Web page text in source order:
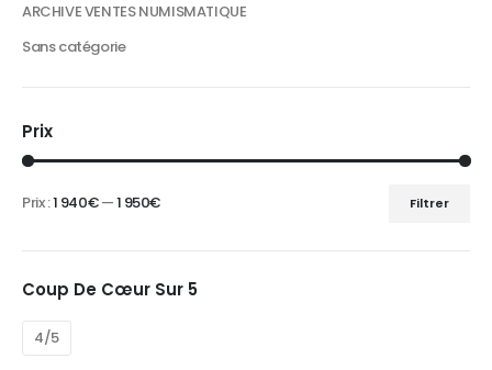
ARCHIVE VENTES NUMISMATIQUE
Sans catégorie
Prix
Filtrer
Prix :1 940€—1 950€
Coup De Cœur Sur 5
4/5